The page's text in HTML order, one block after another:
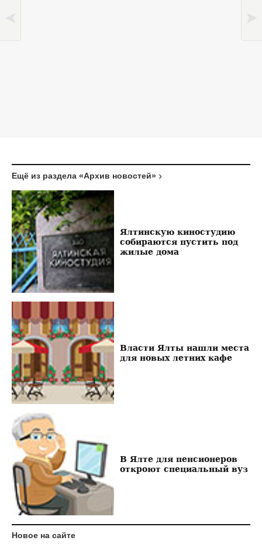
Ещё из раздела «Архив новостей»
Ялтинскую киностудию
собираются пустить под
жилые дома
Власти Ялты нашли места
для новых летних кафе
В Ялте для пенсионеров
откроют специальный вуз
Новое на сайте